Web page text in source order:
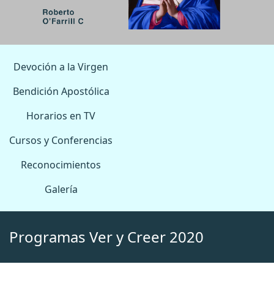
Devoción a la Virgen
Bendición Apostólica
Horarios en TV
Cursos y Conferencias
Reconocimientos
Galería
Programas Ver y Creer 2020